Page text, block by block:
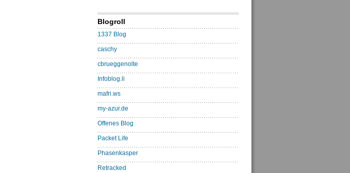
Blogroll
1337 Blog
caschy
cbrueggenolte
Infoblog.li
mafri.ws
my-azur.de
Offenes Blog
Packet Life
Phasenkasper
Retracked